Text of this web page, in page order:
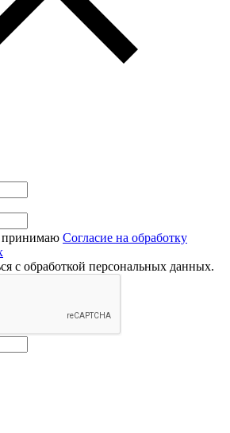
принимаю Согласие на обработку
с обработкой персональных данных.